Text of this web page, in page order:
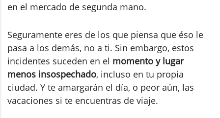
en el mercado de segunda mano.
Seguramente eres de los que piensa que éso le
pasa a los demás, no a ti. Sin embargo, estos
incidentes suceden en el momento y lugar
menos insospechado, incluso en tu propia
ciudad. Y te amargarán el día, o peor aún, las
vacaciones si te encuentras de viaje.